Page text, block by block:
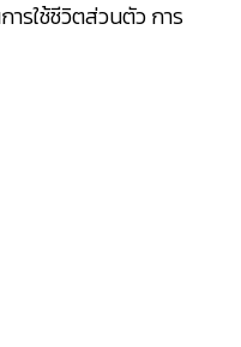
รใช้ชีวิตส่วนตัว การ